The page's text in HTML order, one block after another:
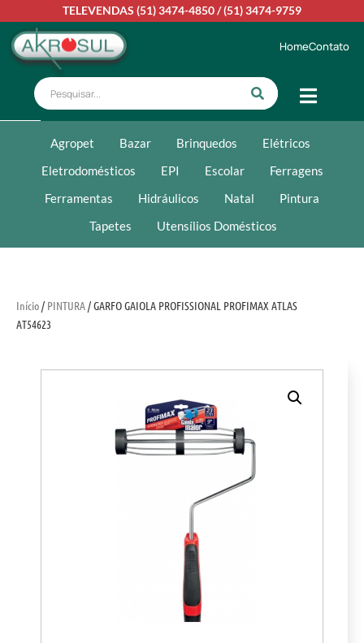
TELEVENDAS (51) 3474-4850/(51) 3474-9759
HomeContato
Agropet Bazar Brinquedos
Elétricos
Eletrodomésticos
EPI Escolar
Ferragens
Ferramentas
Hidráulicos Natal
Pintura
Tapetes
Utensílios Domésticos
Início/ PINTURA/ GARFO GAIOLA PROFISSIONAL PROFIMAX ATLAS
AT54623